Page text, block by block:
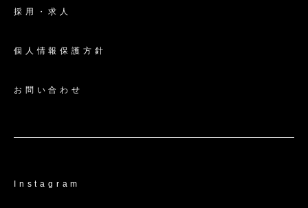
Instagram
採用・求人
個人情報保護方針
お問い合わせ